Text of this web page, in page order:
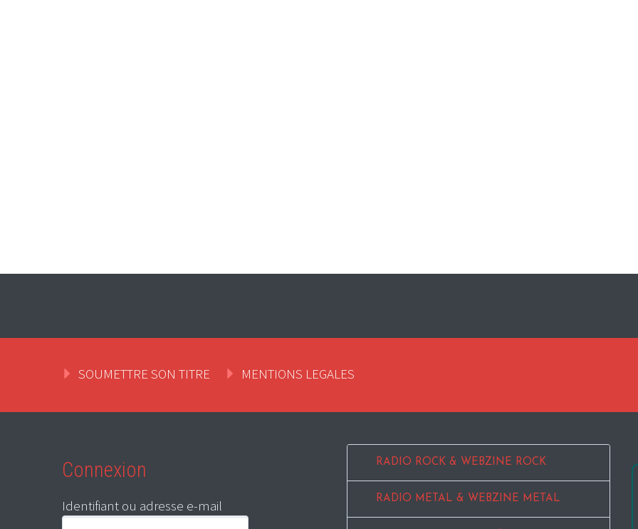
SOUMETTRE SON TITRE MENTIONS LEGALES
Connexion
Identifiant ou adresse e-mail
RADIO ROCK & WEBZINE ROCK
RADIO METAL & WEBZINE METAL